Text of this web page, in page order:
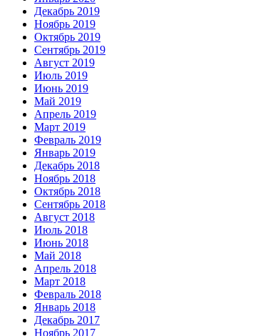
Декабрь 2019
Ноябрь 2019
Октябрь 2019
Сентябрь 2019
Август 2019
Июль 2019
Июнь 2019
Май 2019
Апрель 2019
Март 2019
Февраль 2019
Январь 2019
Декабрь 2018
Ноябрь 2018
Октябрь 2018
Сентябрь 2018
Август 2018
Июль 2018
Июнь 2018
Май 2018
Апрель 2018
Март 2018
Февраль 2018
Январь 2018
Декабрь 2017
Ноябрь 2017